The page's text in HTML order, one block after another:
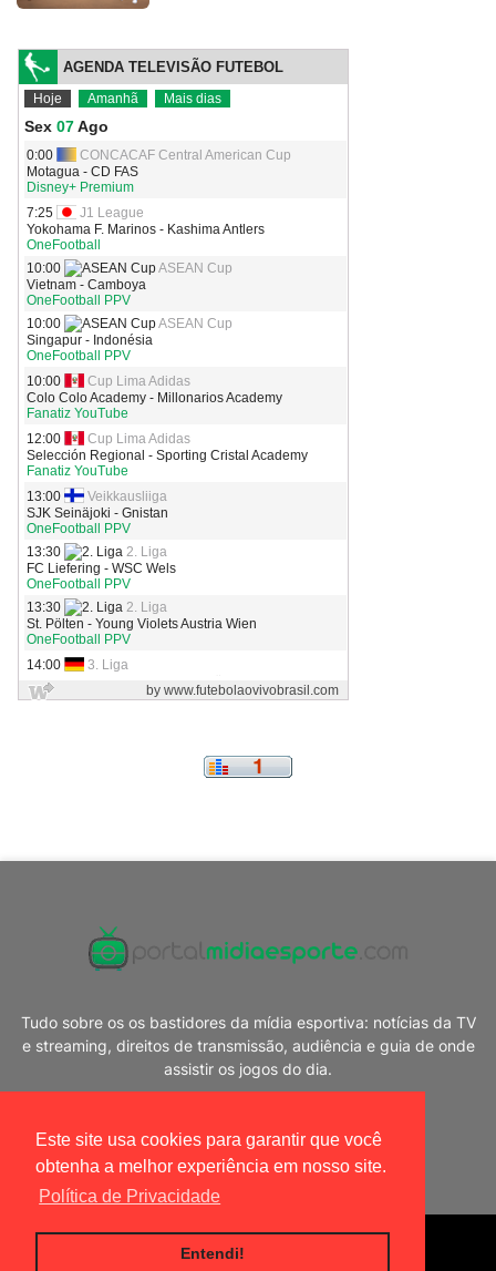
Este site usa cookies para garantir que você
obtenha a melhor experiência em nosso site.
Política de Privacidade
Entendi!
Tudo sobre os os bastidores da mídia esportiva: notícias da TV
e streaming, direitos de transmissão, audiência e guia de onde
assistir os jogos do dia.
Blogger Templates|